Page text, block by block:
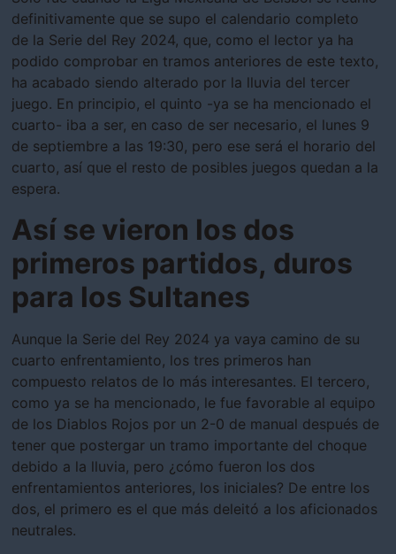
definitivamente que se supo el calendario completo
de la Serie del Rey 2024, que, como el lector ya ha
podido comprobar en tramos anteriores de este texto,
ha acabado siendo alterado por la lluvia del tercer
juego. En principio, el quinto -ya se ha mencionado el
cuarto- iba a ser, en caso de ser necesario, el lunes 9
de septiembre a las 19:30, pero ese será el horario del
cuarto, así que el resto de posibles juegos quedan a la
espera.
Así se vieron los dos
primeros partidos, duros
para los Sultanes
Aunque la Serie del Rey 2024 ya vaya camino de su
cuarto enfrentamiento, los tres primeros han
compuesto relatos de lo más interesantes. El tercero,
como ya se ha mencionado, le fue favorable al equipo
de los Diablos Rojos por un 2-0 de manual después de
tener que postergar un tramo importante del choque
debido a la lluvia, pero ¿cómo fueron los dos
enfrentamientos anteriores, los iniciales? De entre los
dos, el primero es el que más deleitó a los aficionados
neutrales.